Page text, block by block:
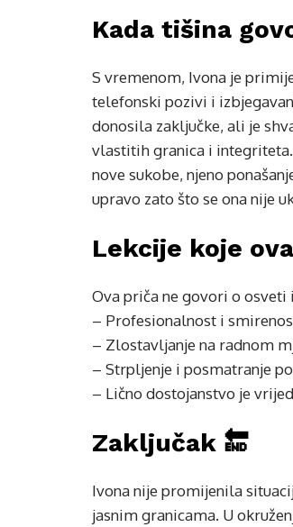
Kada tišina
S vremenom, Ivona je
telefonski pozivi i
donosila zaključke, ali je
vlastitih granica i
nove sukobe, njeno
upravo zato što se ona nije
Lekcije koje
Ova priča ne govori o
– Profesionalnost i
– Zlostavljanje na radnom
– Strpljenje i posmatranje
– Lično dostojanstvo je
Zaključak 🔚
Ivona nije promijenila
jasnim granicama. U